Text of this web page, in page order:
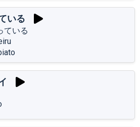
いる
ている